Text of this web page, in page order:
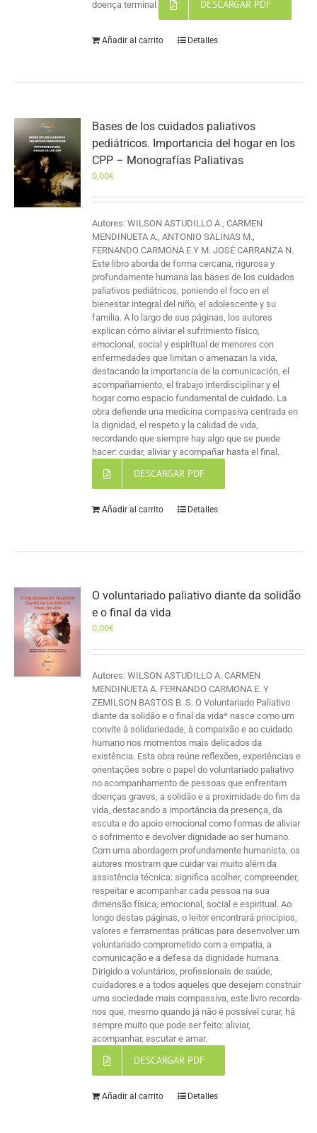
doença terminal DESCARGAR PDF
Añadir al carrito Detalles
Bases de los cuidados paliativos
pediátricos. Importancia del hogar en los
CPP – Monografías Paliativas
0,00€
Autores: WILSON ASTUDILLO A., CARMEN
MENDINUETA A., ANTONIO SALINAS M.,
FERNANDO CARMONA E.Y M. JOSÉ CARRANZA N.
Este libro aborda de forma cercana, rigurosa y
profundamente humana las bases de los cuidados
paliativos pediátricos, poniendo el foco en el
bienestar integral del niño, el adolescente y su
familia. A lo largo de sus páginas, los autores
explican cómo aliviar el sufrimiento físico,
emocional, social y espiritual de menores con
enfermedades que limitan o amenazan la vida,
destacando la importancia de la comunicación, el
acompañamiento, el trabajo interdisciplinar y el
hogar como espacio fundamental de cuidado. La
obra defiende una medicina compasiva centrada en
la dignidad, el respeto y la calidad de vida,
recordando que siempre hay algo que se puede
hacer: cuidar, aliviar y acompañar hasta el final.
DESCARGAR PDF
Añadir al carrito Detalles
O voluntariado paliativo diante da solidão
e o final da vida
0,00€
Autores: WILSON ASTUDILLO A. CARMEN
MENDINUETA A. FERNANDO CARMONA E. Y
ZEMILSON BASTOS B. S. O Voluntariado Paliativo
diante da solidão e o final da vida* nasce como um
convite à solidariedade, à compaixão e ao cuidado
humano nos momentos mais delicados da
existência. Esta obra reúne reflexões, experiências e
orientações sobre o papel do voluntariado paliativo
no acompanhamento de pessoas que enfrentam
doenças graves, a solidão e a proximidade do fim da
vida, destacando a importância da presença, da
escuta e do apoio emocional como formas de aliviar
o sofrimento e devolver dignidade ao ser humano.
Com uma abordagem profundamente humanista, os
autores mostram que cuidar vai muito além da
assistência técnica: significa acolher, compreender,
respeitar e acompanhar cada pessoa na sua
dimensão física, emocional, social e espiritual. Ao
longo destas páginas, o leitor encontrará princípios,
valores e ferramentas práticas para desenvolver um
voluntariado comprometido com a empatia, a
comunicação e a defesa da dignidade humana.
Dirigido a voluntários, profissionais de saúde,
cuidadores e a todos aqueles que desejam construir
uma sociedade mais compassiva, este livro recorda-
nos que, mesmo quando já não é possível curar, há
sempre muito que pode ser feito: aliviar,
acompanhar, escutar e amar.
DESCARGAR PDF
Añadir al carrito Detalles